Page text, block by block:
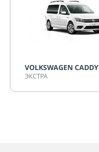
VOLKSWAGEN CADDY
ЭКСТРА